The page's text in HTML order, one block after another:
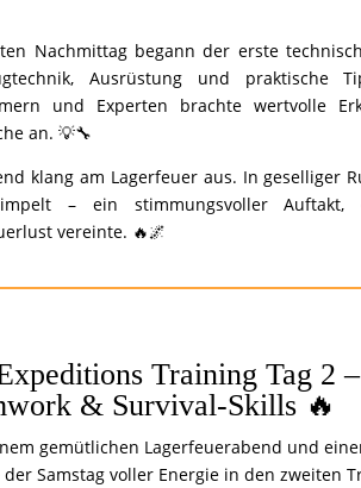
Nachmittag begann der erste
Ausrüstung und praktische
und Experten brachte wertvolle
an. 💡🔧
klang am Lagerfeuer aus. In geselliger
– ein stimmungsvoller Auftakt,
vereinte. 🔥🌌
Training Tag 2
& Survival-Skills 🔥
gemütlichen Lagerfeuerabend und
Samstag voller Energie in den zweiten